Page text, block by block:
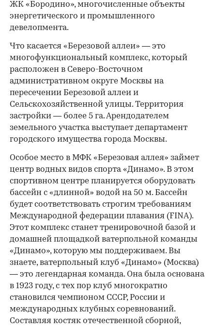
ЖК «Бородино», многочисленные объекты
энергетического и промышленного
девелопмента.
Что касается «Березовой аллеи» — это
многофункциональный комплекс, который
расположен в Северо-Восточном
административном округе Москвы на
пересечении Березовой аллеи и
Сельскохозяйственной улицы. Территория
застройки — более 5 га. Арендодателем
земельного участка выступает департамент
городского имущества города Москвы.
Особое место в МФК «Березовая аллея» займет
центр водных видов спорта «Динамо». В этом
спортивном центре планируется оборудовать
бассейн с «длинной» водой на 50 м. Бассейн
будет соответствовать строгим требованиям
Международной федерации плавания (FINA).
Этот комплекс станет тренировочной базой и
домашней площадкой ватерпольной команды
«Динамо», которую мы поддерживаем. Вы
знаете, ватерпольный клуб «Динамо» (Москва)
— это легендарная команда. Она была основана
в 1923 году, с тех пор клуб многократно
становился чемпионом СССР, России и
международных клубных соревнований.
Составляя костяк отечественной сборной,